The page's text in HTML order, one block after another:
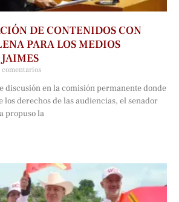
DE CONTENIDOS CON
PARA LOS MEDIOS
comentarios
discusión en la comisión permanente donde
los derechos de las audiencias, el senador
propuso la